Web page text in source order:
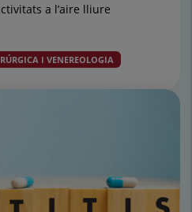
a l’aire lliure
I VENEREOLOGIA